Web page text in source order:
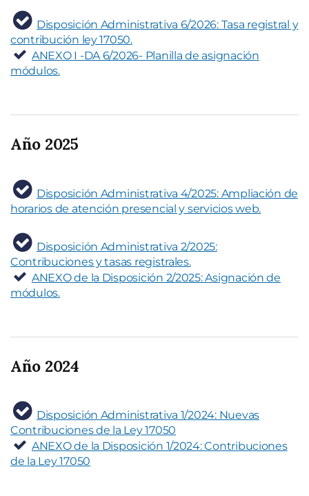
Disposición Administrativa 6/2026: Tasa registral y
contribución ley 17050.
ANEXO I -DA 6/2026- Planilla de asignación
módulos.
Año 2025
Disposición Administrativa 4/2025: Ampliación de
horarios de atención presencial y servicios web.
Disposición Administrativa 2/2025:
Contribuciones y tasas registrales.
ANEXO de la Disposición 2/2025: Asignación de
módulos.
Año 2024
Disposición Administrativa 1/2024: Nuevas
Contribuciones de la Ley 17050
ANEXO de la Disposición 1/2024: Contribuciones
de la Ley 17050